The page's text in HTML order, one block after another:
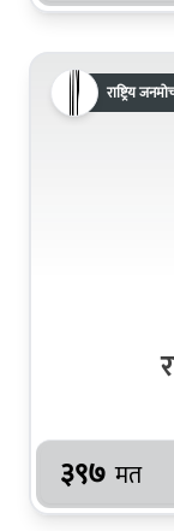
राष्ट्रिय
३९७ मत